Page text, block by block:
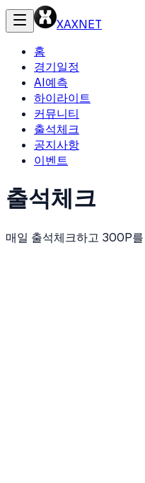
XAXNET
홈
경기일정
AI예측
하이라이트
커뮤니티
출석체크
공지사항
이벤트
출석체크
매일 출석체크하고 300P